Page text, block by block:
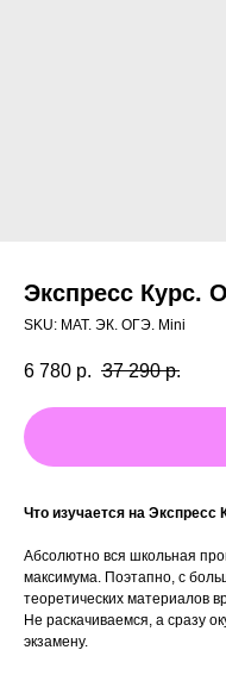
Экспресс Курс.
SKU: МАТ. ЭК. ОГЭ. Mini
6 780 р. 37 290 р.
Что изучается на Экспресс
Абсолютно вся школьная
максимума. Поэтапно, с
теоретических материалов
Не раскачиваемся, а сразу
экзамену.